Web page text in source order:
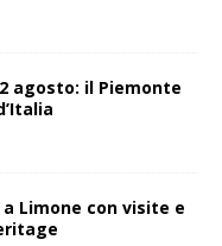
agosto: il Piemonte
Limone con visite e